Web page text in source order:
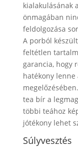
kialakulásának
önmagában
feldolgozása
A porból
feltétlen
garancia, hogy
hatékony lenne
tea bír a
többi teához
jótékony lehet
Súlyvesztés